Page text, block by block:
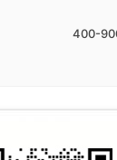
400-